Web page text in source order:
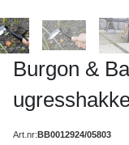
Burgon &
Art.nr:BB0012924/05803